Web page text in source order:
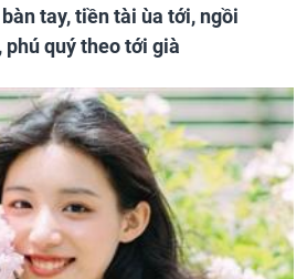
tay, tiền tài ùa tới, ngồi
quý theo tới già